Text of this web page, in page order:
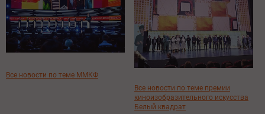
Все новости по теме ММКФ
Все новости по теме премии
киноизобразительного искусства
Белый квадрат